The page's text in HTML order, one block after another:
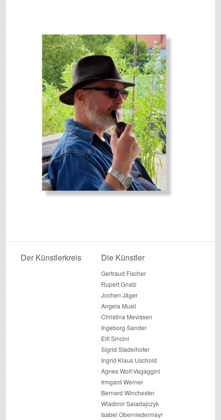
Der Künstlerkreis Die Künstler
Gertraud Fischer
Rupert Gnatz
Jochen Jäger
Angela Musil
Christina Mevissen
Ingeborg Sander
Elfi Sincini
Sigrid Stadelhofer
Ingrid Klaus Uschold
Agnes Wolf-Vagaggini
Irmgard Werner
Bernard Winchester
Wladimir Saladajczyk
Isabel Oberniedermayr